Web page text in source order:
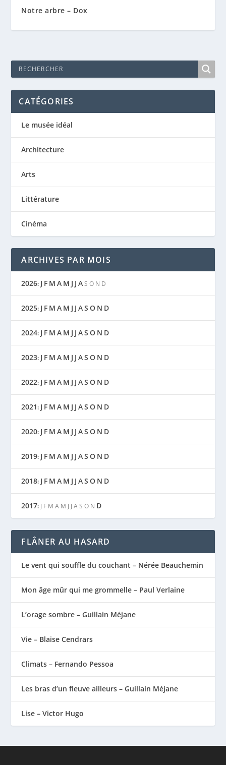
Notre arbre – Dox
CATÉGORIES
Le musée idéal
Architecture
Arts
Littérature
Cinéma
ARCHIVES PAR MOIS
2026: J F M A M J J A S O N D
2025: J F M A M J J AS O N D
2024: J F M A M J J AS O N D
2023: J F M A M J J AS O N D
2022: J F M A M J J AS O N D
2021: J F M A M J J AS O N D
2020: J F M A M J J AS O N D
2019: J F M A M J J AS O N D
2018: J F M A M J J AS O N D
2017: J F M A M J J A S O N D
FLÂNER AU HASARD
Le vent qui souffle du couchant – Nérée Beauchemin
Mon âge mûr qui me grommelle – Paul Verlaine
L’orage sombre – Guillain Méjane
Vie – Blaise Cendrars
Climats – Fernando Pessoa
Les bras d’un fleuve ailleurs – Guillain Méjane
Lise – Victor Hugo